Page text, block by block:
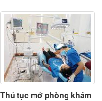
Thủ tục mở phòng khám